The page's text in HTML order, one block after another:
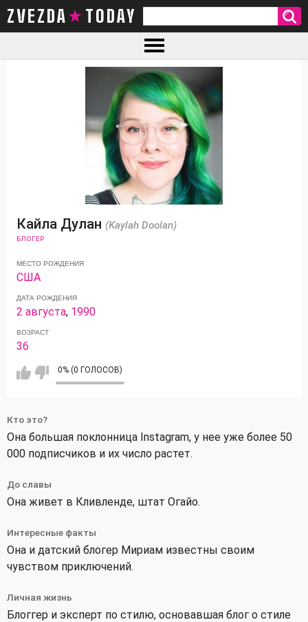
ZVEZDA TODAY
Кайла Дулан (Kaylah Doolan)
БЛОГЕР
МЕСТО РОЖДЕНИЯ
США
ДАТА РОЖДЕНИЯ
2 августа, 1990
ВОЗРАСТ
36
0% (0 ГОЛОСОВ)
Кто это?
Она большая поклонница Instagram, у нее уже более 50
000 подписчиков и их число растет.
До славы
Она живет в Кливленде, штат Огайо.
Интересные факты
Она и датский блогер Мириам известны своим
чувством приключений.
Личная жизнь
Блоггер и эксперт по стилю, основавшая блог о стиле